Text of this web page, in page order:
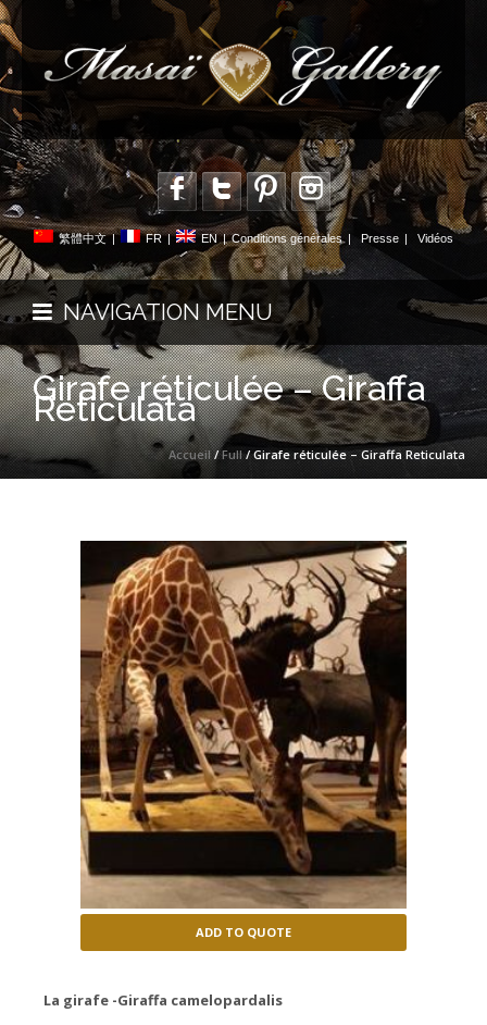
繁體中文 | FR | EN | Conditions générales Presse Vidéos
NAVIGATION MENU
Girafe réticulée – Giraffa
Reticulata
Accueil/Full/ Girafe réticulée – Giraffa Reticulata
ADD TO QUOTE
La girafe -Giraffa camelopardalis